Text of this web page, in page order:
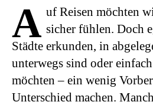
A uf Reisen möchten
sicher fühlen. Doch
Städte erkunden, in
unterwegs sind oder
möchten – ein wenig
Unterschied machen.